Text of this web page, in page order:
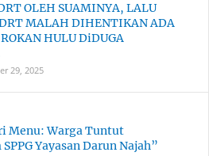
OLEH SUAMINYA, LALU
MALAH DIHENTIKAN ADA
HULU DiDUGA
29, 2025
Menu: Warga Tuntut
Yayasan Darun Najah”